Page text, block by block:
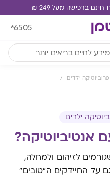
*6505
פרוביוטיקה ילדים
ילדים
אנטיביוטיקה?
לזיהום ולמחלה,
על החיידקים ה"טובים"